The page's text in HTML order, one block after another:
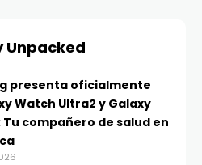
Unpacked
presenta oficialmente
Watch Ultra2 y Galaxy
compañero de salud en